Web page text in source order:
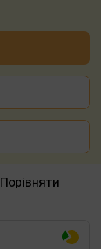
Порівняти